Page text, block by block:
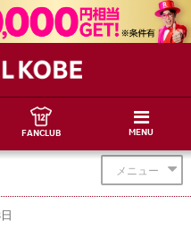
FANCLUB MENU
メニュー